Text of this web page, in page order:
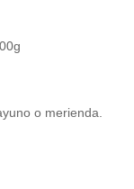
o merienda.